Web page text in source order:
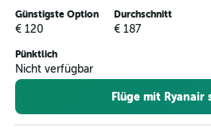
Günstigste Option
€ 120
Durchschnitt
€ 187
Pünktlich
Nicht verfügbar
Flüge mit Ryanair